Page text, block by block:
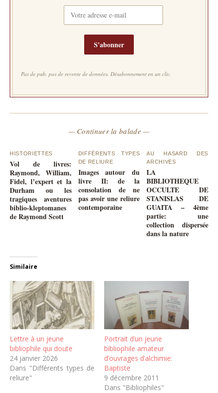
S'abonner
Pas de pub, pas de revente de données. Désabonnement en un clic.
— Continuer la balade —
HISTORIETTES
Vol de livres:
Raymond, William,
Fidel, l’expert et la
Durham ou les
tragiques aventures
biblio-kleptomanes
de Raymond Scott
DIFFÉRENTS TYPES
DE RELIURE
Images autour du
livre II: de la
consolation de ne
pas avoir une reliure
contemporaine
AU HASARD DES
ARCHIVES
LA
BIBLIOTHEQUE
OCCULTE DE
STANISLAS DE
GUAITA – 4ème
partie: une
collection dispersée
dans la nature
Similaire
Lettre à un jeune
bibliophile qui doute
24 janvier 2026
Dans "Différents types de
reliure"
Portrait d’un jeune
bibliophile amateur
d’ouvrages d’alchimie:
Baptiste
9 décembre 2011
Dans "Bibliophiles"